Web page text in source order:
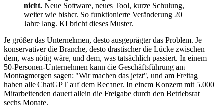
nicht. Neue Software, neues Tool, kurze Schulung,
weiter wie bisher. So funktionierte Veränderung 20
Jahre lang. KI bricht dieses Muster.
Je größer das Unternehmen, desto ausgeprägter das Problem. Je
konservativer die Branche, desto drastischer die Lücke zwischen
dem, was nötig wäre, und dem, was tatsächlich passiert. In einem
50-Personen-Unternehmen kann die Geschäftsführung am
Montagmorgen sagen: "Wir machen das jetzt", und am Freitag
haben alle ChatGPT auf dem Rechner. In einem Konzern mit 5.000
Mitarbeitenden dauert allein die Freigabe durch den Betriebsrat
sechs Monate.